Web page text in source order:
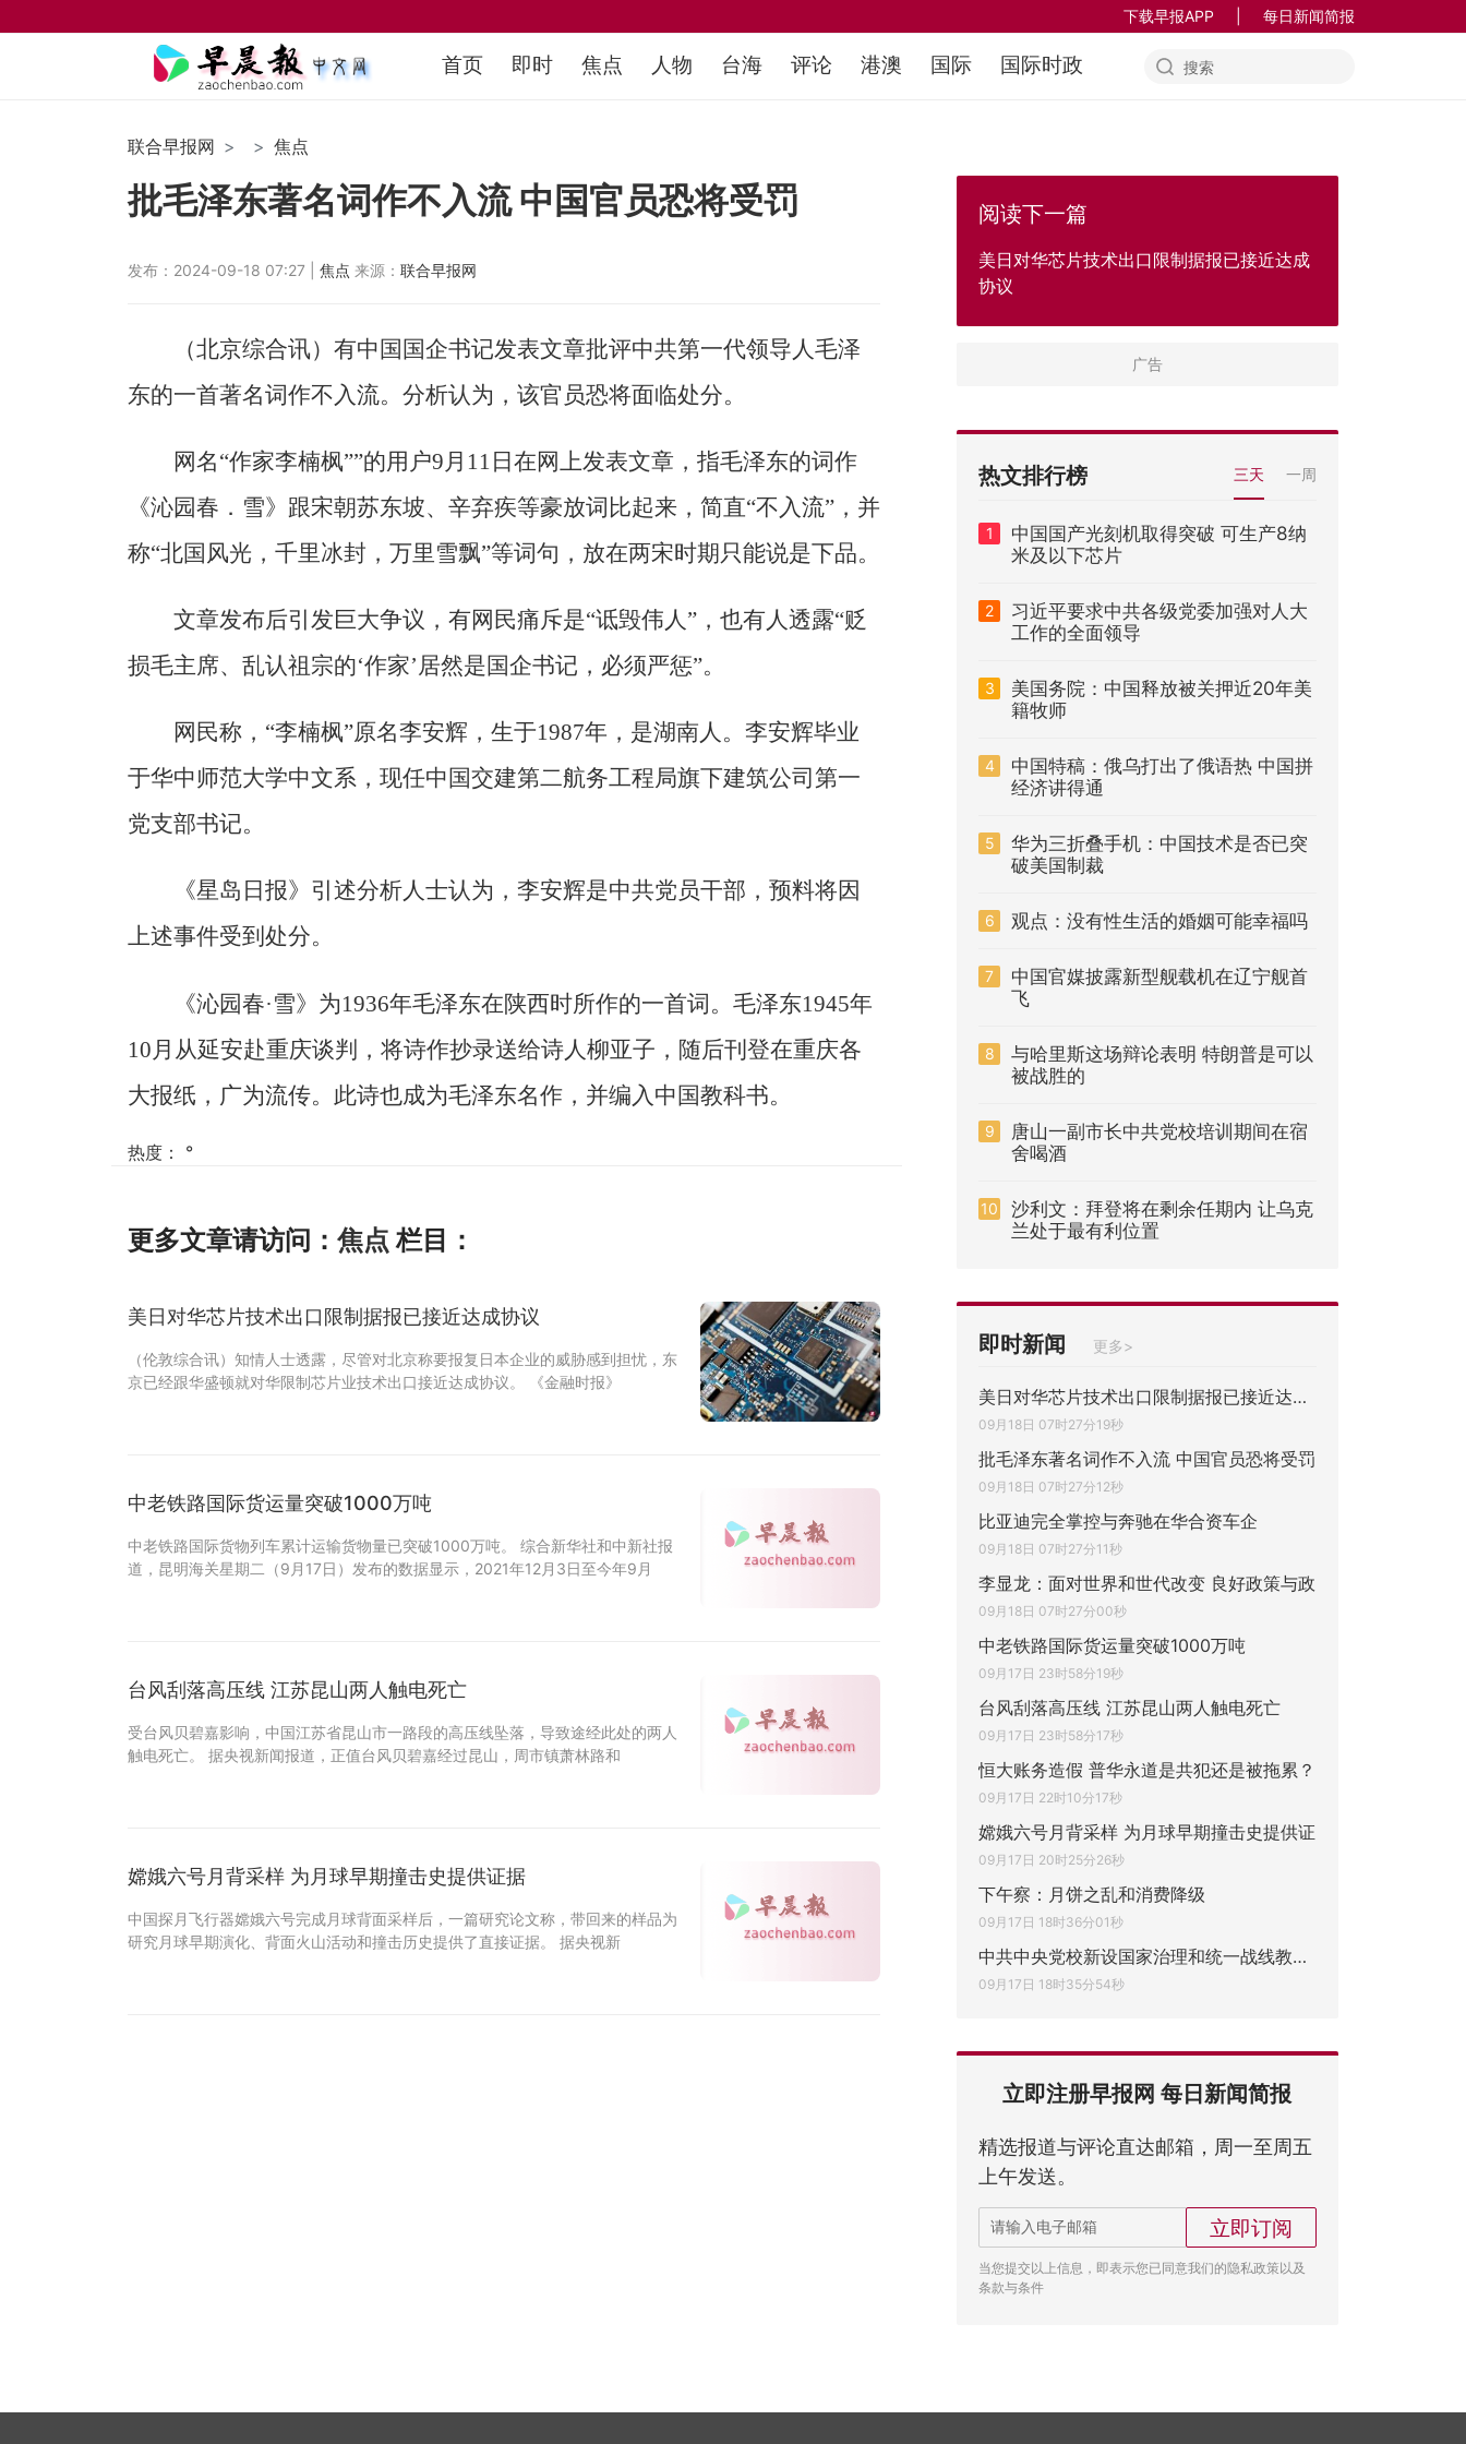
下载早报APP 每日新闻简报
首页 即时 焦点 人物 台海 评论 港澳 国际 国际时政
联合早报网 焦点
批毛泽东著名词作不入流 中国官员恐将受罚
发布：2024-09-18 07:27 | 焦点 来源： 联合早报网
（北京综合讯）有中国国企书记发表文章批评中共第一代领导人毛泽
东的一首著名词作不入流。分析认为，该官员恐将面临处分。
网名“作家李楠枫””的用户9月11日在网上发表文章，指毛泽东的词作
《沁园春．雪》跟宋朝苏东坡、辛弃疾等豪放词比起来，简直“不入流”，并
称“北国风光，千里冰封，万里雪飘”等词句，放在两宋时期只能说是下品。
文章发布后引发巨大争议，有网民痛斥是“诋毁伟人”，也有人透露“贬
损毛主席、乱认祖宗的‘作家’居然是国企书记，必须严惩”。
网民称，“李楠枫”原名李安辉，生于1987年，是湖南人。李安辉毕业
于华中师范大学中文系，现任中国交建第二航务工程局旗下建筑公司第一
党支部书记。
《星岛日报》引述分析人士认为，李安辉是中共党员干部，预料将因
上述事件受到处分。
《沁园春·雪》为1936年毛泽东在陕西时所作的一首词。毛泽东1945年
10月从延安赴重庆谈判，将诗作抄录送给诗人柳亚子，随后刊登在重庆各
大报纸，广为流传。此诗也成为毛泽东名作，并编入中国教科书。
热度： °
更多文章请访问： 焦点 栏目：
美日对华芯片技术出口限制据报已接近达成协议
（伦敦综合讯）知情人士透露，尽管对北京称要报复日本企业的威胁感到担忧，东
京已经跟华盛顿就对华限制芯片业技术出口接近达成协议。 《金融时报》
中老铁路国际货运量突破1000万吨
中老铁路国际货物列车累计运输货物量已突破1000万吨。 综合新华社和中新社报
道，昆明海关星期二（9月17日）发布的数据显示，2021年12月3日至今年9月
台风刮落高压线 江苏昆山两人触电死亡
受台风贝碧嘉影响，中国江苏省昆山市一路段的高压线坠落，导致途经此处的两人
触电死亡。 据央视新闻报道，正值台风贝碧嘉经过昆山，周市镇萧林路和
嫦娥六号月背采样 为月球早期撞击史提供证据
中国探月飞行器嫦娥六号完成月球背面采样后，一篇研究论文称，带回来的样品为
研究月球早期演化、背面火山活动和撞击历史提供了直接证据。 据央视新
阅读下一篇
美日对华芯片技术出口限制据报已接近达成
协议
热文排行榜 三天 一周
1
中国国产光刻机取得突破 可生产8纳
米及以下芯片
2
习近平要求中共各级党委加强对人大
工作的全面领导
3
美国务院：中国释放被关押近20年美
籍牧师
4
中国特稿：俄乌打出了俄语热 中国拼
经济讲得通
5
华为三折叠手机：中国技术是否已突
破美国制裁
6 观点：没有性生活的婚姻可能幸福吗
7
中国官媒披露新型舰载机在辽宁舰首
飞
8
与哈里斯这场辩论表明 特朗普是可以
被战胜的
9
唐山一副市长中共党校培训期间在宿
舍喝酒
10
沙利文：拜登将在剩余任期内 让乌克
兰处于最有利位置
即时新闻 更多>
美日对华芯片技术出口限制据报已接近达成协
09月18日 07时27分19秒
批毛泽东著名词作不入流 中国官员恐将受罚
09月18日 07时27分12秒
比亚迪完全掌控与奔驰在华合资车企
09月18日 07时27分11秒
李显龙：面对世界和世代改变 良好政策与政
09月18日 07时27分00秒
中老铁路国际货运量突破1000万吨
09月17日 23时58分19秒
台风刮落高压线 江苏昆山两人触电死亡
09月17日 23时58分17秒
恒大账务造假 普华永道是共犯还是被拖累？
09月17日 22时10分17秒
嫦娥六号月背采样 为月球早期撞击史提供证
09月17日 20时25分26秒
下午察：月饼之乱和消费降级
09月17日 18时36分01秒
中共中央党校新设国家治理和统一战线教研部
09月17日 18时35分54秒
立即注册早报网 每日新闻简报
精选报道与评论直达邮箱，周一至周五
上午发送。
立即订阅
当您提交以上信息，即表示您已同意我们的隐私政策以及
条款与条件